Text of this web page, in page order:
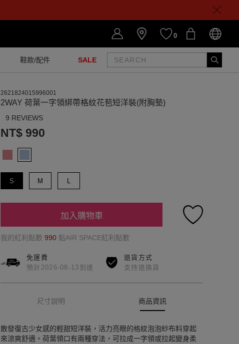
0
鞋款/配件 SALE
2621824015996001
2WAY 荷葉一字領綁帶格紋花苞短洋裝(附胸墊)
9 REVIEWS
NT$ 990
S M L
加入購物車
我的紅利點數 990 點AIR SPACE紅利點數
免運費
預計2026-08-13到達
退貨方式
支持退換貨
尺寸說明 商品資訊
散發復古少女感的輕甜短洋裝，活力亮眼的格紋泡泡紗布料穿起
來涼爽舒適。荷葉領口有兩種穿法，可拉成一字領或拉起變身柔